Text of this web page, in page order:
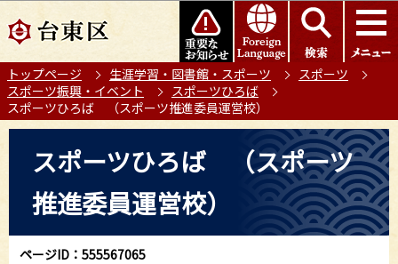
の
ー
ジ
の
このページの本文へ移動
トップページ 生涯学習・図書館・スポーツ
スポーツ
スポーツ振興・イベント
スポーツひろば
スポーツひろば （スポーツ推進委員運営校）
ら
スポーツひろば （スポーツ
推進委員運営校）
ページID：555567065